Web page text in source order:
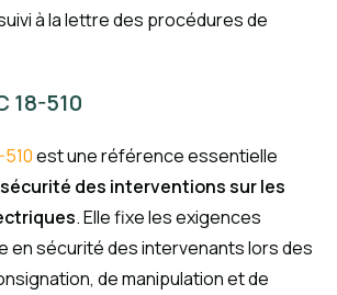
à la lettre des procédures de
18-510
est une référence essentielle
des interventions sur les
. Elle fixe les exigences
en sécurité des intervenants lors des
de manipulation et de